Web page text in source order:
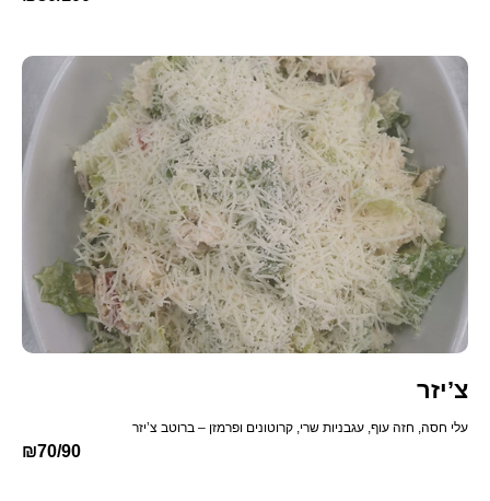
צ’יזר
עלי חסה, חזה עוף, עגבניות שרי, קרוטונים ופרמזן – ברוטב צ’יזר
₪70/90